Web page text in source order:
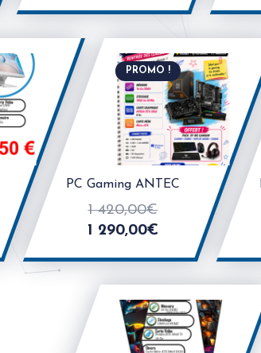
PROMO !
PC Gaming ANTEC
1 420,00€
1 290,00€